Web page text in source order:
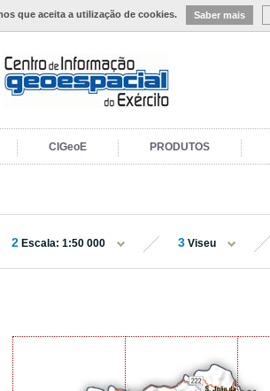
que aceita a utilização de cookies. Saber mais
CIGeoE PRODUTOS
2 Escala: 1:50 000 3 Viseu